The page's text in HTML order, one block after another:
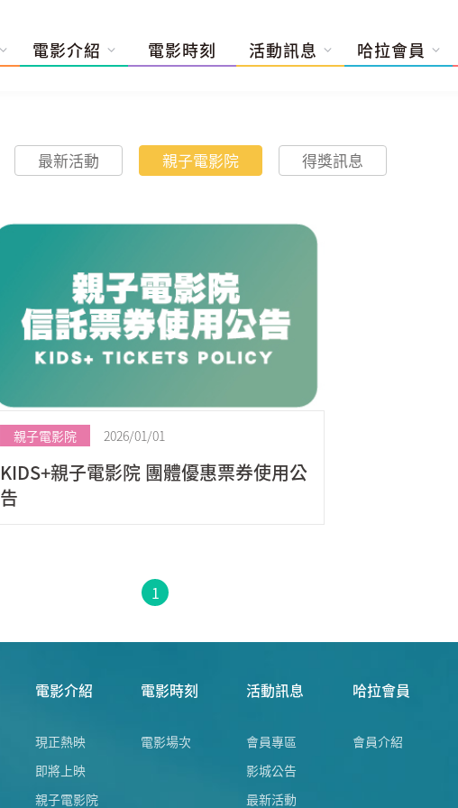
電影介紹 電影時刻 活動訊息 哈拉會員
最新活動 親子電影院 得獎訊息
親子電影院 2026/01/01
KIDS+親子電影院 團體優惠票券使用公
告
1
電影介紹
現正熱映
即將上映
親子電影院
電影時刻
電影場次
活動訊息
會員專區
影城公告
最新活動
哈拉會員
會員介紹